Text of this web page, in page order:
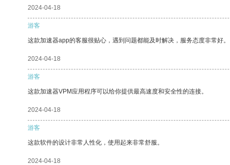
2024-04-18
游客
这款加速器app的客服很贴心，遇到问题都能及时解决，服务态度非常好。
2024-04-18
游客
这款加速器VPM应用程序可以给你提供最高速度和安全性的连接。
2024-04-18
游客
这款软件的设计非常人性化，使用起来非常舒服。
2024-04-18